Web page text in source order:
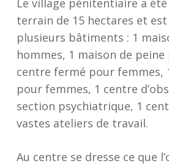
Le village pénitentiaire a
terrain de 15 hectares et
plusieurs bâtiments : 1
hommes, 1 maison de
centre fermé pour femmes,
pour femmes, 1 centre
section psychiatrique, 1
vastes ateliers de travail.
Au centre se dresse ce que